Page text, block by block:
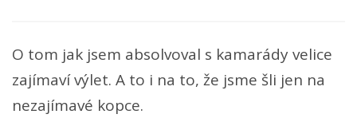
O tom jak jsem absolvoval s kamarády velice
zajímaví výlet. A to i na to, že jsme šli jen na
nezajímavé kopce.